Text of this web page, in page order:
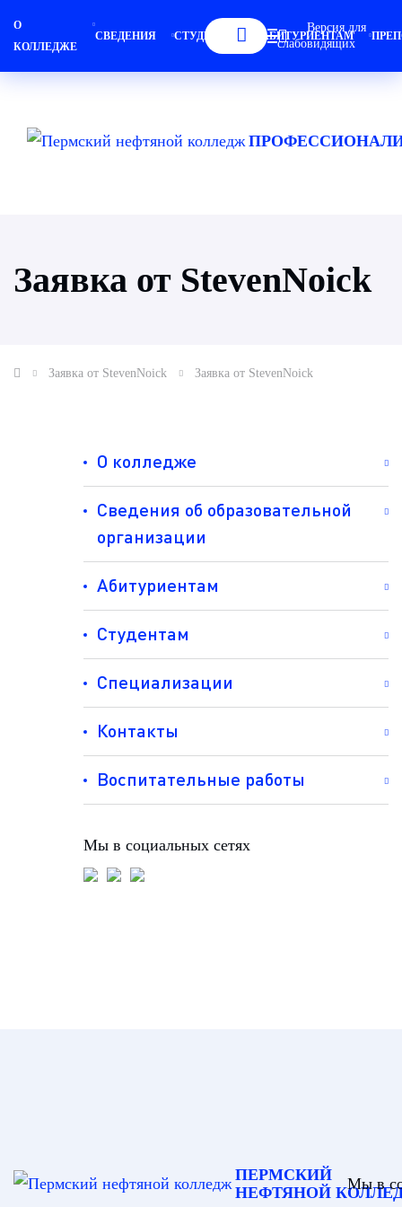
О
КОЛЛЕДЖЕ
СВЕДЕНИЯ СТУДЕНТАМ АБИТУРИЕНТАМ
Версия для
слабовидящих
Заявка от StevenNoick
Заявка от StevenNoick Заявка от StevenNoick
О колледже
Сведения об образовательной
организации
Абитуриентам
Студентам
Специализации
Контакты
Воспитательные работы
Мы в социальных сетях
ПЕРМСКИЙ
НЕФТЯНОЙ
Мы в